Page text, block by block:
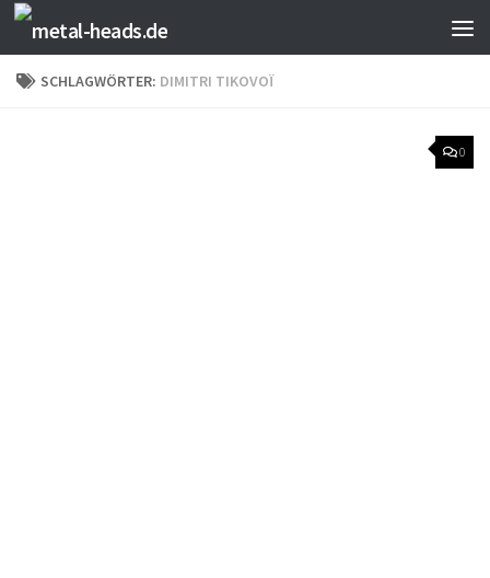
Zum Inhalt springen
SCHLAGWÖRTER: DIMITRI TIKOVOÏ
0